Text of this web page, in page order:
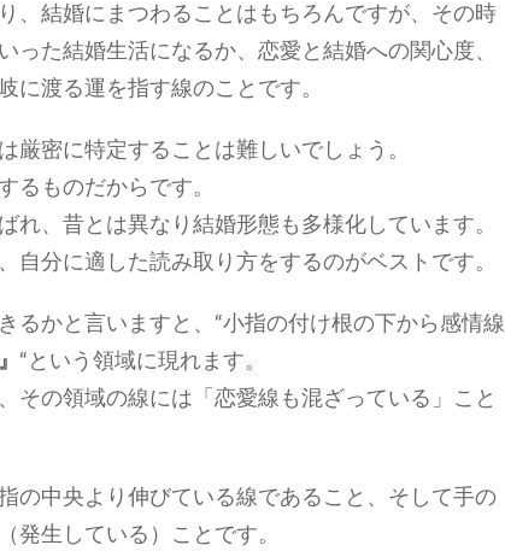
、結婚にまつわることはもちろんですが、その時
った結婚生活になるか、恋愛と結婚への関心度、
に渡る運を指す線のことです。
厳密に特定することは難しいでしょう。
るものだからです。
れ、昔とは異なり結婚形態も多様化しています。
自分に適した読み取り方をするのがベストです。
るかと言いますと、“小指の付け根の下から感情線
“という領域に現れます。
その領域の線には「恋愛線も混ざっている」こと
の中央より伸びている線であること、そして手の
発生している）ことです。